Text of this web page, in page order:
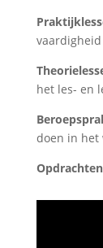
het les- en
doen in het